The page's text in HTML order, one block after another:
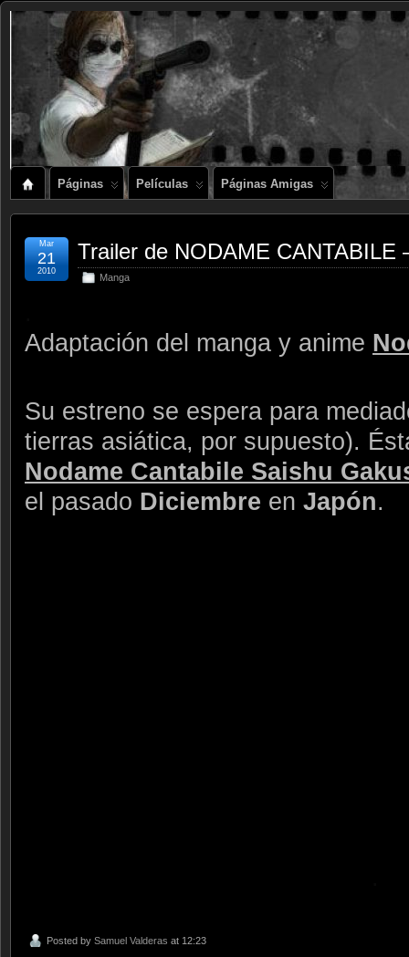
Páginas Películas Páginas Amigas
Trailer de NODAME CANTABILE
Manga
Mar
21
2010
Adaptación del manga y anime
Su estreno se espera para
tierras asiática, por supuesto).
Nodame Cantabile Saishu
el pasado Diciembre en Japón.
Posted by Samuel Valderas at 12:23